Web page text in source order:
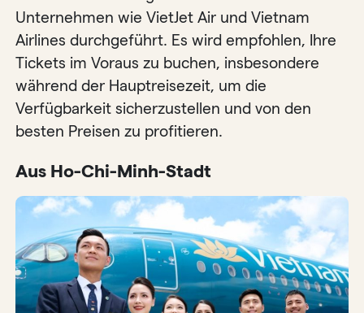
Unternehmen wie VietJet Air und Vietnam
Airlines durchgeführt. Es wird empfohlen, Ihre
Tickets im Voraus zu buchen, insbesondere
während der Hauptreisezeit, um die
Verfügbarkeit sicherzustellen und von den
besten Preisen zu profitieren.
Aus Ho-Chi-Minh-Stadt